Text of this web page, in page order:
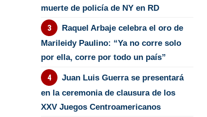
muerte de policía de NY en RD
Raquel Arbaje celebra el oro de
Marileidy Paulino: “Ya no corre solo
por ella, corre por todo un país”
Juan Luis Guerra se presentará
en la ceremonia de clausura de los
XXV Juegos Centroamericanos